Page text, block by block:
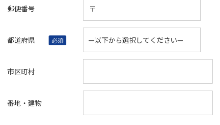
郵便番号
都道府県 必須
市区町村
番地・建物